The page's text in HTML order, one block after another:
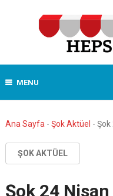
MENU
Ana Sayfa - Şok Aktüel - Şok
ŞOK AKTÜEL
Şok 24